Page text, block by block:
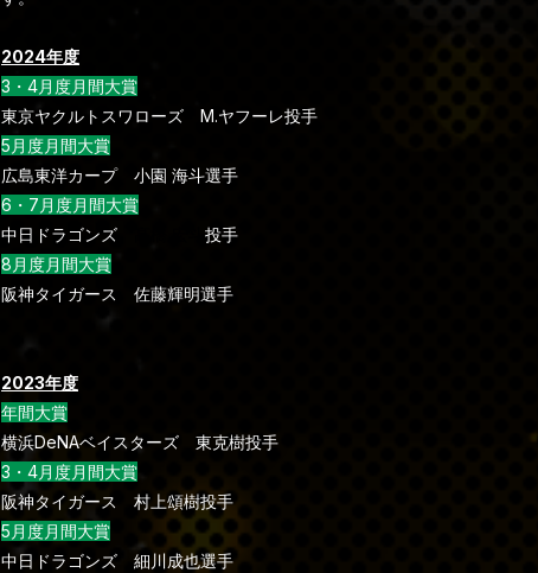
2024年度
3・4月度月間大賞
東京ヤクルトスワローズ M.ヤフーレ投手
5月度月間大賞
広島東洋カープ 小園 海斗選手
6・7月度月間大賞
中日ドラゴンズ
投手
8月度月間大賞
阪神タイガース 佐藤輝明選手
2023年度
年間大賞
横浜DeNAベイスターズ 東克樹投手
3・4月度月間大賞
阪神タイガース 村上頌樹投手
5月度月間大賞
中日ドラゴンズ 細川成也選手